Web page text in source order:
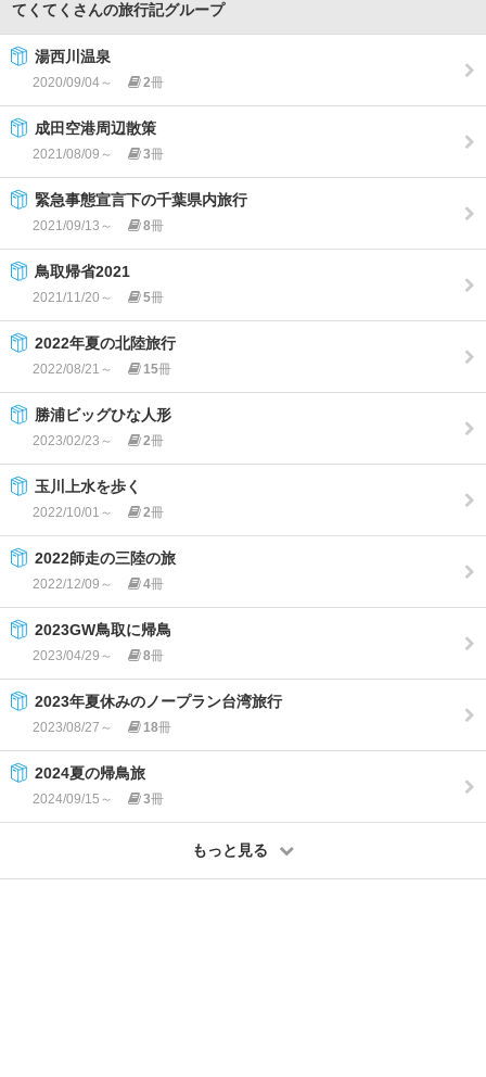
てくてくさんの旅行記グループ
湯西川温泉
2020/09/04～ 2冊
成田空港周辺散策
2021/08/09～ 3冊
緊急事態宣言下の千葉県内旅行
2021/09/13～ 8冊
鳥取帰省2021
2021/11/20～ 5冊
2022年夏の北陸旅行
2022/08/21～ 15冊
勝浦ビッグひな人形
2023/02/23～ 2冊
玉川上水を歩く
2022/10/01～ 2冊
2022師走の三陸の旅
2022/12/09～ 4冊
2023GW鳥取に帰鳥
2023/04/29～ 8冊
2023年夏休みのノープラン台湾旅行
2023/08/27～ 18冊
2024夏の帰鳥旅
2024/09/15～ 3冊
もっと見る